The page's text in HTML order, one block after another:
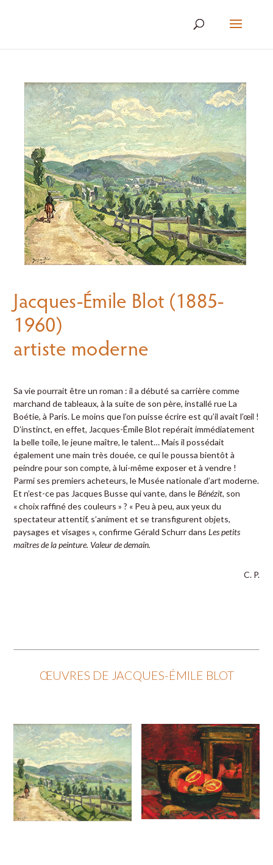
Jacques-Émile Blot (1885-
1960)
artiste moderne
Sa vie pourrait être un roman : il a débuté sa carrière comme
marchand de tableaux, à la suite de son père, installé rue La
Boétie, à Paris. Le moins que l’on puisse écrire est qu’il avait l’œil !
D’instinct, en effet, Jacques-Émile Blot repérait immédiatement
la belle toile, le jeune maître, le talent… Mais il possédait
également une main très douée, ce qui le poussa bientôt à
peindre pour son compte, à lui-même exposer et à vendre !
Parmi ses premiers acheteurs, le Musée nationale d’art moderne.
Et n’est-ce pas Jacques Busse qui vante, dans leBénézit, son
« choix raffiné des couleurs » ? « Peu à peu, aux yeux du
spectateur attentif, s’animent et se transfigurent objets,
paysages et visages », confirme Gérald Schurr dansLes petits
maîtres de la peinture. Valeur de demain.
C. P.
ŒUVRES DE JACQUES-ÉMILE BLOT